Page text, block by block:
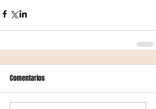
Comentarios